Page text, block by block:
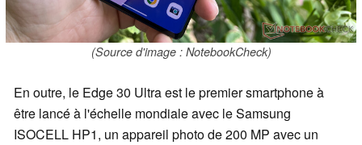
(Source d'image : NotebookCheck)
En outre, le Edge 30 Ultra est le premier smartphone à
être lancé à l'échelle mondiale avec le Samsung
ISOCELL HP1, un appareil photo de 200 MP avec un